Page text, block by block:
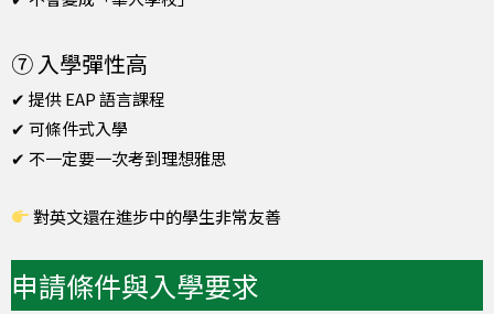
⑦ 入學彈性高
✔ 提供 EAP 語言課程
✔ 可條件式入學
✔ 不一定要一次考到理想雅思
對英文還在進步中的學生非常友善
申請條件與入學要求